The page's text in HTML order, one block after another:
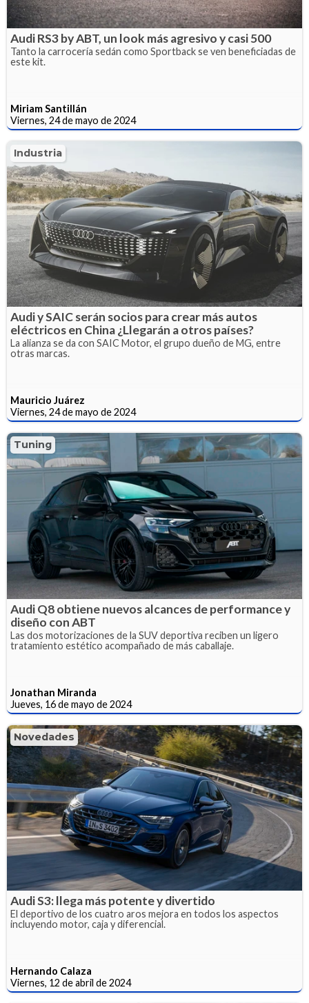
Audi RS3 by ABT, un look más agresivo y casi 500
Tanto la carrocería sedán como Sportback se ven beneficiadas de
este kit.
Miriam Santillán
Viernes, 24 de mayo de 2024
Industria
Audi y SAIC serán socios para crear más autos
eléctricos en China ¿Llegarán a otros países?
La alianza se da con SAIC Motor, el grupo dueño de MG, entre
otras marcas.
Mauricio Juárez
Viernes, 24 de mayo de 2024
Tuning
Audi Q8 obtiene nuevos alcances de performance y
diseño con ABT
Las dos motorizaciones de la SUV deportiva reciben un ligero
tratamiento estético acompañado de más caballaje.
Jonathan Miranda
Jueves, 16 de mayo de 2024
Novedades
Audi S3: llega más potente y divertido
El deportivo de los cuatro aros mejora en todos los aspectos
incluyendo motor, caja y diferencial.
Hernando Calaza
Viernes, 12 de abril de 2024